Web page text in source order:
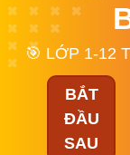
🎯 LỚP 1-12
BẮT
ĐẦU
SAU